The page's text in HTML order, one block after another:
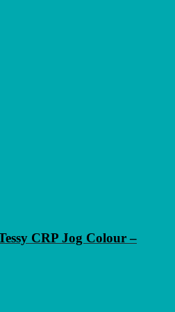
CRP Jog Colour –